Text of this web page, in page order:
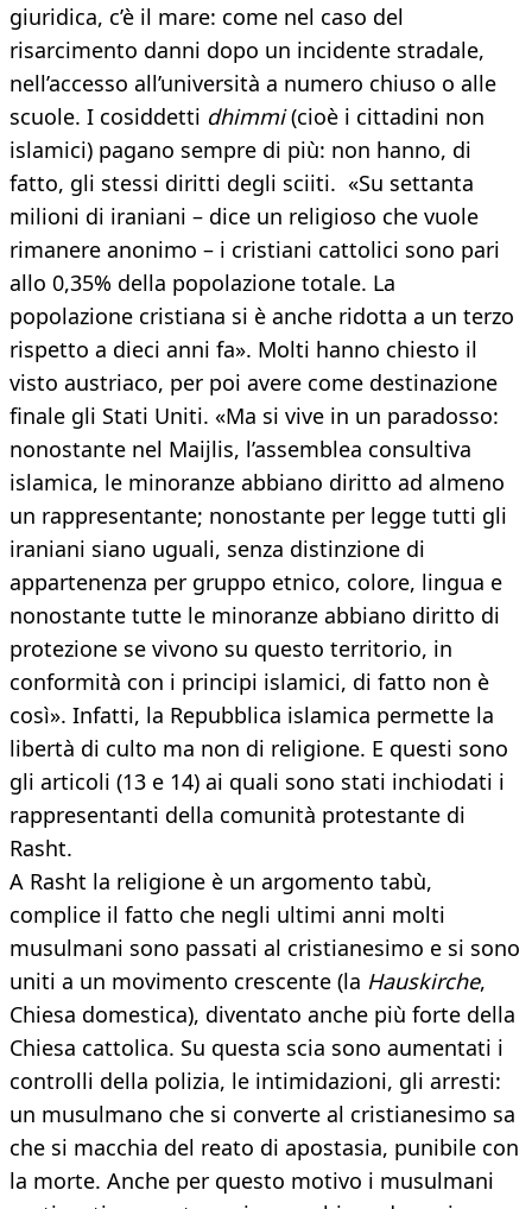
giuridica, c’è il mare: come nel caso del
risarcimento danni dopo un incidente stradale,
nell’accesso all’università a numero chiuso o alle
scuole. I cosiddetti dhimmi(cioè i cittadini non
islamici) pagano sempre di più: non hanno, di
fatto, gli stessi diritti degli sciiti. «Su settanta
milioni di iraniani – dice un religioso che vuole
rimanere anonimo – i cristiani cattolici sono pari
allo 0,35% della popolazione totale. La
popolazione cristiana si è anche ridotta a un terzo
rispetto a dieci anni fa». Molti hanno chiesto il
visto austriaco, per poi avere come destinazione
finale gli Stati Uniti. «Ma si vive in un paradosso:
nonostante nel Maijlis, l’assemblea consultiva
islamica, le minoranze abbiano diritto ad almeno
un rappresentante; nonostante per legge tutti gli
iraniani siano uguali, senza distinzione di
appartenenza per gruppo etnico, colore, lingua e
nonostante tutte le minoranze abbiano diritto di
protezione se vivono su questo territorio, in
conformità con i principi islamici, di fatto non è
così». Infatti, la Repubblica islamica permette la
libertà di culto ma non di religione. E questi sono
gli articoli (13 e 14) ai quali sono stati inchiodati i
rappresentanti della comunità protestante di
Rasht.
A Rasht la religione è un argomento tabù,
complice il fatto che negli ultimi anni molti
musulmani sono passati al cristianesimo e si sono
uniti a un movimento crescente (la Hauskirche,
Chiesa domestica), diventato anche più forte della
Chiesa cattolica. Su questa scia sono aumentati i
controlli della polizia, le intimidazioni, gli arresti:
un musulmano che si converte al cristianesimo sa
che si macchia del reato di apostasia, punibile con
la morte. Anche per questo motivo i musulmani